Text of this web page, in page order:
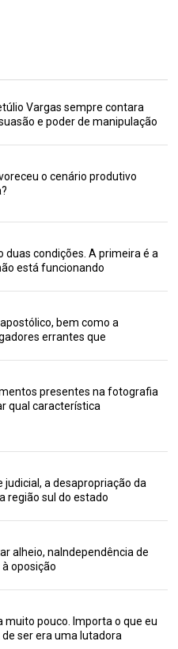
Vargas sempre contara
e poder de manipulação
o cenário produtivo
duas condições. A primeira é a
está funcionando
bem como a
errantes que
presentes na fotografia
qual característica
a desapropriação da
região sul do estado
alheio, naIndependência de
oposição
muito pouco. Importa o que eu
ser era uma lutadora